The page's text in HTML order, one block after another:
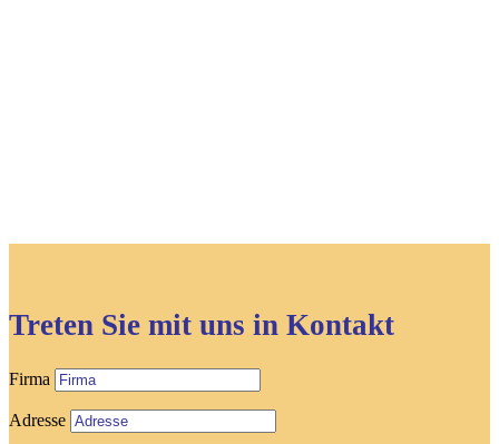
Treten Sie mit uns in Kontakt
Firma
Adresse